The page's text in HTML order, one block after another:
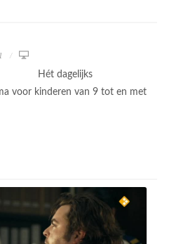
Hét dagelijks
voor kinderen van 9 tot en met